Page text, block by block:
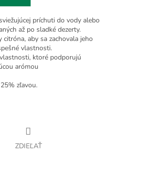
príchuti do vody alebo
až po sladké dezerty.
aby sa zachovala jeho
vlastnosti.
ktoré podporujú
arómou
zľavou.
ZDIEĽAŤ